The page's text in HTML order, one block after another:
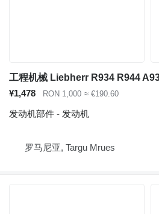
¥1,478 RON 1,000 ≈ €190.60
发动机部件 - 发动机
罗马尼亚, Targu Mrues